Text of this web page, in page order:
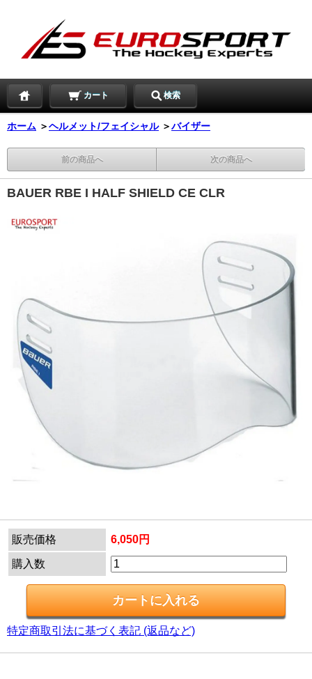
カート 検索
ホーム ＞ヘルメット/フェイシャル ＞バイザー
前の商品へ 次の商品へ
BAUER RBE I HALF SHIELD CE CLR
販売価格 6,050円
購入数
特定商取引法に基づく表記 (返品など)